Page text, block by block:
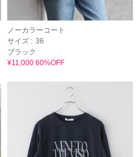
ノーカラーコート
サイズ : 36
ブラック
¥11,000 60%OFF